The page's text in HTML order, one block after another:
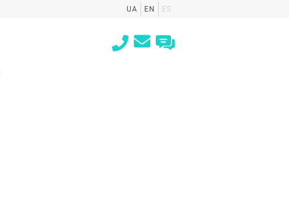
UA EN ES